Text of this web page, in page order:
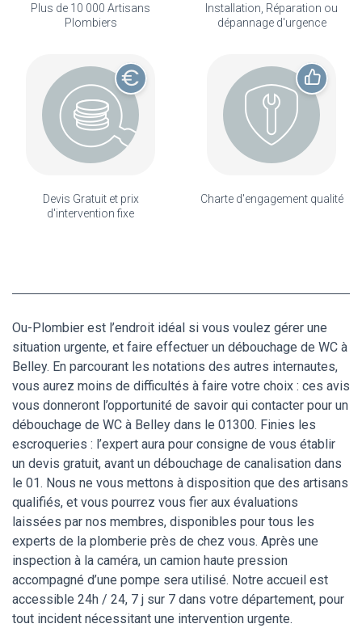
Plus de 10 000 Artisans
Plombiers
Installation, Réparation ou
dépannage d'urgence
Devis Gratuit et prix
d'intervention fixe
Charte d'engagement qualité
Ou-Plombier est l’endroit idéal si vous voulez gérer une
situation urgente, et faire effectuer un débouchage de WC à
Belley. En parcourant les notations des autres internautes,
vous aurez moins de difficultés à faire votre choix : ces avis
vous donneront l’opportunité de savoir qui contacter pour un
débouchage de WC à Belley dans le 01300. Finies les
escroqueries : l’expert aura pour consigne de vous établir
un devis gratuit, avant un débouchage de canalisation dans
le 01. Nous ne vous mettons à disposition que des artisans
qualifiés, et vous pourrez vous fier aux évaluations
laissées par nos membres, disponibles pour tous les
experts de la plomberie près de chez vous. Après une
inspection à la caméra, un camion haute pression
accompagné d’une pompe sera utilisé. Notre accueil est
accessible 24h / 24, 7 j sur 7 dans votre département, pour
tout incident nécessitant une intervention urgente.